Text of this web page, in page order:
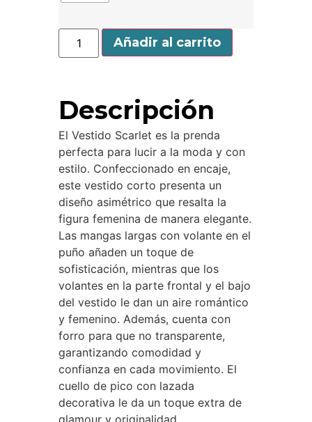
Añadir al carrito
Descripción
El Vestido Scarlet es la prenda
perfecta para lucir a la moda y con
estilo. Confeccionado en encaje,
este vestido corto presenta un
diseño asimétrico que resalta la
figura femenina de manera elegante.
Las mangas largas con volante en el
puño añaden un toque de
sofisticación, mientras que los
volantes en la parte frontal y el bajo
del vestido le dan un aire romántico
y femenino. Además, cuenta con
forro para que no transparente,
garantizando comodidad y
confianza en cada movimiento. El
cuello de pico con lazada
decorativa le da un toque extra de